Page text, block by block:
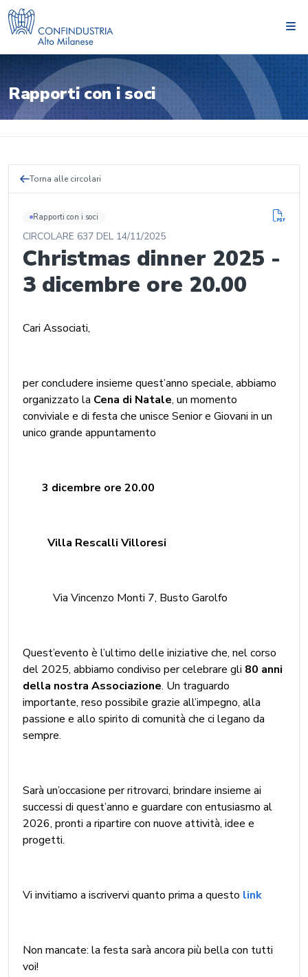
Rapporti con i soci
Torna alle circolari
Rapporti con i soci
CIRCOLARE 637 DEL 14/11/2025
Christmas dinner 2025 -
3 dicembre ore 20.00
Cari Associati,
per concludere insieme quest’anno speciale, abbiamo
organizzato la Cena di Natale, un momento
conviviale e di festa che unisce Senior e Giovani in un
unico grande appuntamento
3 dicembre ore 20.00
Villa Rescalli Villoresi
Via Vincenzo Monti 7, Busto Garolfo
Quest’evento è l’ultimo delle iniziative che, nel corso
del 2025, abbiamo condiviso per celebrare gli 80 anni
della nostra Associazione. Un traguardo
importante, reso possibile grazie all’impegno, alla
passione e allo spirito di comunità che ci legano da
sempre.
Sarà un’occasione per ritrovarci, brindare insieme ai
successi di quest’anno e guardare con entusiasmo al
2026, pronti a ripartire con nuove attività, idee e
progetti.
Vi invitiamo a iscrivervi quanto prima a questo link
Non mancate: la festa sarà ancora più bella con tutti
voi!